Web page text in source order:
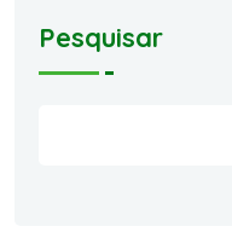
Pesquisar